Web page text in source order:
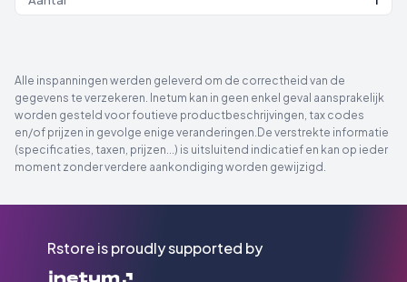
Alle inspanningen werden geleverd om de correctheid van de
gegevens te verzekeren. Inetum kan in geen enkel geval aansprakelijk
worden gesteld voor foutieve productbeschrijvingen, tax codes
en/of prijzen in gevolge enige veranderingen.De verstrekte informatie
(specificaties, taxen, prijzen...) is uitsluitend indicatief en kan op ieder
moment zonder verdere aankondiging worden gewijzigd.
Rstore is proudly supported by